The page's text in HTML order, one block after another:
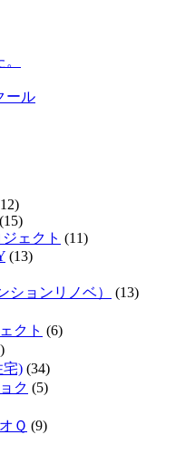
ール
ェクト (11)
(13)
ションリノベ）
(13)
クト (6)
宅) (34)
ク (5)
Ｑ (9)